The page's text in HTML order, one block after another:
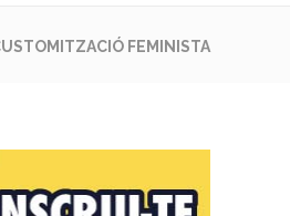
FEMINISTA